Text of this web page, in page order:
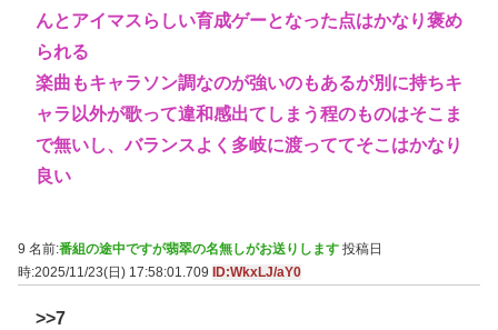
んとアイマスらしい育成ゲーとなった点はかなり褒め
られる
楽曲もキャラソン調なのが強いのもあるが別に持ちキ
ャラ以外が歌って違和感出てしまう程のものはそこま
で無いし、バランスよく多岐に渡っててそこはかなり
良い
9 名前:番組の途中ですが翡翠の名無しがお送りします 投稿日
時:2025/11/23(日) 17:58:01.709
ID:WkxLJ/aY0
>>7